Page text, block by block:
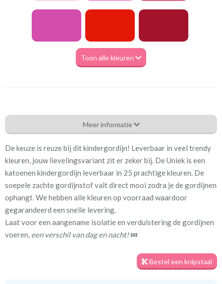
Toon alle kleuren
Be_Uniek off white
Eigenschappen gordijnstof
Artikelnummer Be_Uniek off white
Stofbreedte: 140 cm
Meestal eerder, maar houd
rekening met
circa 1-2 weken
Materiaal: Katoen
Meer informatie
De keuze is reuze bij dit kindergordijn! Leverbaar in veel trendy
kleuren, jouw lievelingsvariant zit er zeker bij. De Uniek is een
katoenen kindergordijn leverbaar in 25 prachtige kleuren. De
soepele zachte gordijnstof valt direct mooi zodra je de gordijnen
ophangt. We hebben alle kleuren op voorraad waardoor
gegarandeerd een snelle levering.
Laat voor een aangename isolatie en verduistering de gordijnen
voeren, een verschil van dag en nacht!💤
Bestel een knipstaal